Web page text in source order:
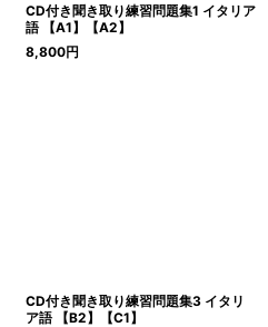
CD付き聞き取り練習問題集1 イタリア
語 【A1】【A2】
8,800円
CD付き聞き取り練習問題集3 イタリ
ア語 【B2】【C1】